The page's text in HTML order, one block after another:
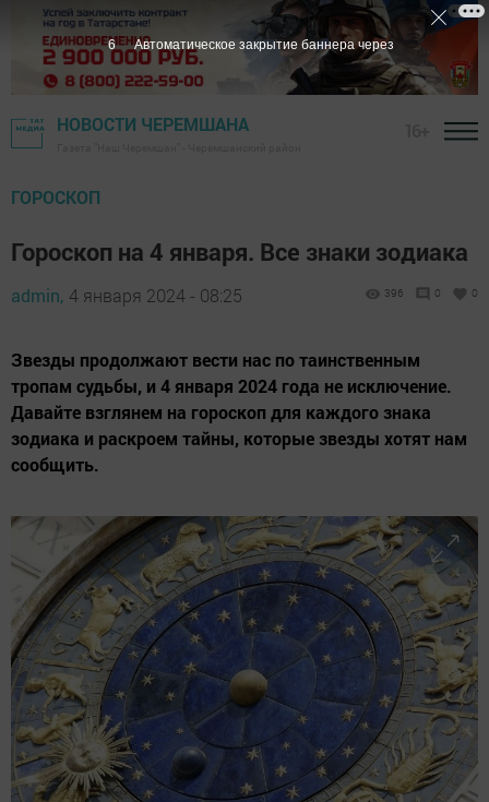
НОВОСТИ ЧЕРЕМШАНА
ГОРОСКОП
Гороскоп на 4 января. Все знаки зодиака
admin, 4 января 2024 - 08:25 396 0 0
Звезды продолжают вести нас по таинственным
тропам судьбы, и 4 января 2024 года не исключение.
Давайте взглянем на гороскоп для каждого знака
зодиака и раскроем тайны, которые звезды хотят нам
сообщить.
4 Автоматическое закрытие баннера через